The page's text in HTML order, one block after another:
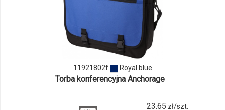
produktu
11921802f
11921802f Royal blue
Torba konferencyjna Anchorage
23.65 zł/szt.